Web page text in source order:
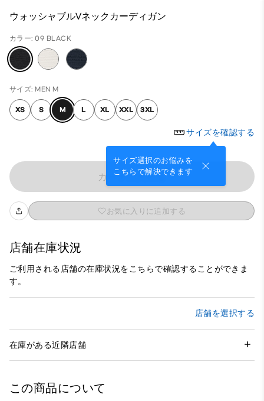
ウォッシャブルVネックカーディガン
カラー: 09 BLACK
サイズ: MEN M
XS S M L XL XXL 3XL
サイズを確認する
サイズ選択のお悩みを
こちらで解決できます
カートに入れる
お気に入りに追加する
店舗在庫状況
ご利用される店舗の在庫状況をこちらで確認することができま
す。
店舗を選択する
在庫がある近隣店舗
この商品について